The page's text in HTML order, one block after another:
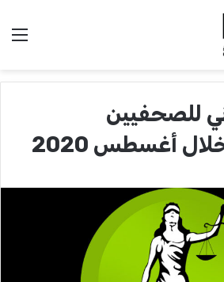
للصحفيين
أغسطس 2020